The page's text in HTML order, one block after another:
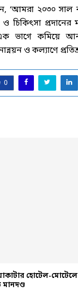
‘আমরা ২০৩০
ও চিকিৎসা
ভাগে কমিয়ে
ও কল্যাণে
0
হোটেল-মোটেলে